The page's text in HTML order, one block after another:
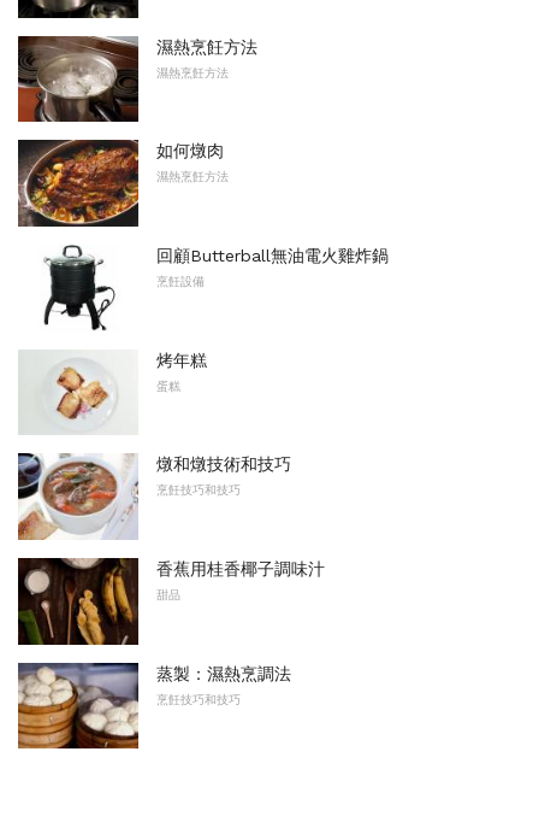
濕熱烹飪方法
濕熱烹飪方法
如何燉肉
濕熱烹飪方法
回顧Butterball無油電火雞炸鍋
烹飪設備
烤年糕
蛋糕
燉和燉技術和技巧
烹飪技巧和技巧
香蕉用桂香椰子調味汁
甜品
蒸製：濕熱烹調法
烹飪技巧和技巧